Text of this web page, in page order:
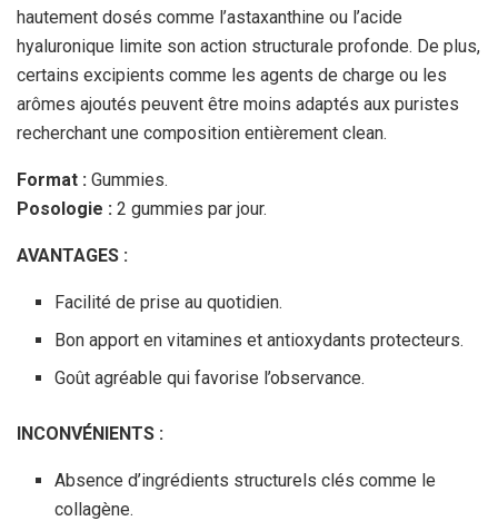
hautement dosés comme l’astaxanthine ou l’acide
hyaluronique limite son action structurale profonde. De plus,
certains excipients comme les agents de charge ou les
arômes ajoutés peuvent être moins adaptés aux puristes
recherchant une composition entièrement clean.
Format : Gummies.
Posologie : 2 gummies par jour.
AVANTAGES :
Facilité de prise au quotidien.
Bon apport en vitamines et antioxydants protecteurs.
Goût agréable qui favorise l’observance.
INCONVÉNIENTS :
Absence d’ingrédients structurels clés comme le
collagène.